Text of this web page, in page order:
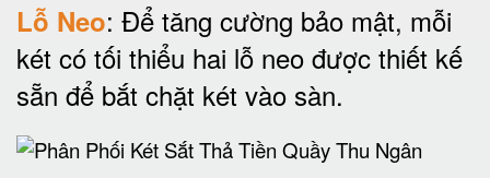
Lỗ Neo: Để tăng cường bảo mật, mỗi
két có tối thiểu hai lỗ neo được thiết kế
sẵn để bắt chặt két vào sàn.